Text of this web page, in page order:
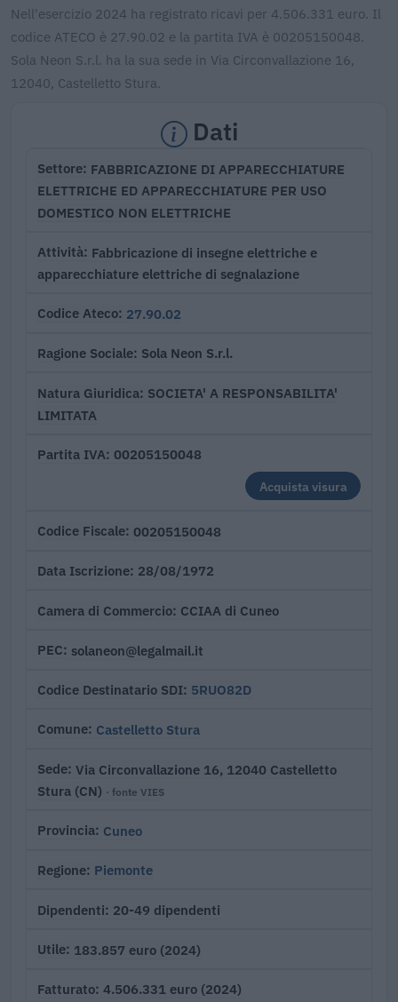
Nell'esercizio 2024 ha registrato ricavi per 4.506.331 euro. Il
codice ATECO è 27.90.02 e la partita IVA è 00205150048.
Sola Neon S.r.l. ha la sua sede in Via Circonvallazione 16,
12040, Castelletto Stura.
Dati
Settore FABBRICAZIONE DI APPARECCHIATURE
ELETTRICHE ED APPARECCHIATURE PER USO
DOMESTICO NON ELETTRICHE
Attività Fabbricazione di insegne elettriche e
apparecchiature elettriche di segnalazione
Codice Ateco 27.90.02
Ragione Sociale Sola Neon S.r.l.
Natura Giuridica SOCIETA' A RESPONSABILITA'
LIMITATA
Partita IVA 00205150048
Acquista visura
Codice Fiscale 00205150048
Data Iscrizione 28/08/1972
Camera di Commercio CCIAA di Cuneo
PEC solaneon@legalmail.it
Codice Destinatario SDI 5RUO82D
Comune Castelletto Stura
Sede Via Circonvallazione 16, 12040 Castelletto
Stura (CN) · fonte VIES
Provincia Cuneo
Regione Piemonte
Dipendenti 20-49 dipendenti
Utile 183.857 euro (2024)
Fatturato 4.506.331 euro (2024)